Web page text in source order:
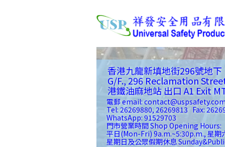
香港九龍新填地街296號地下
G/F., 296 Reclamation
港鐵油麻地站 出口 A1 Exit
電郵 email:
Tel: 26269880, 26269813 Fax:
WhatsApp: 91529703
門市營業時間 Shop Opening Hours:
平日(Mon-Fri) 9a.m.~5:30p.m., 星期
星期日及公眾假期休息